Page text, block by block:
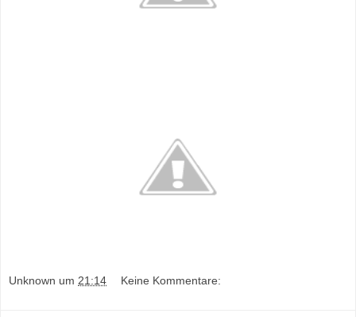
Unknown um 21:14 Keine Kommentare: